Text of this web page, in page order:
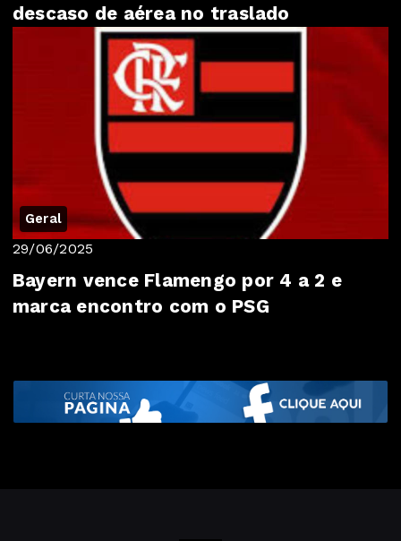
descaso de aérea no traslado
Geral
29/06/2025
Bayern vence Flamengo por 4 a 2 e
marca encontro com o PSG